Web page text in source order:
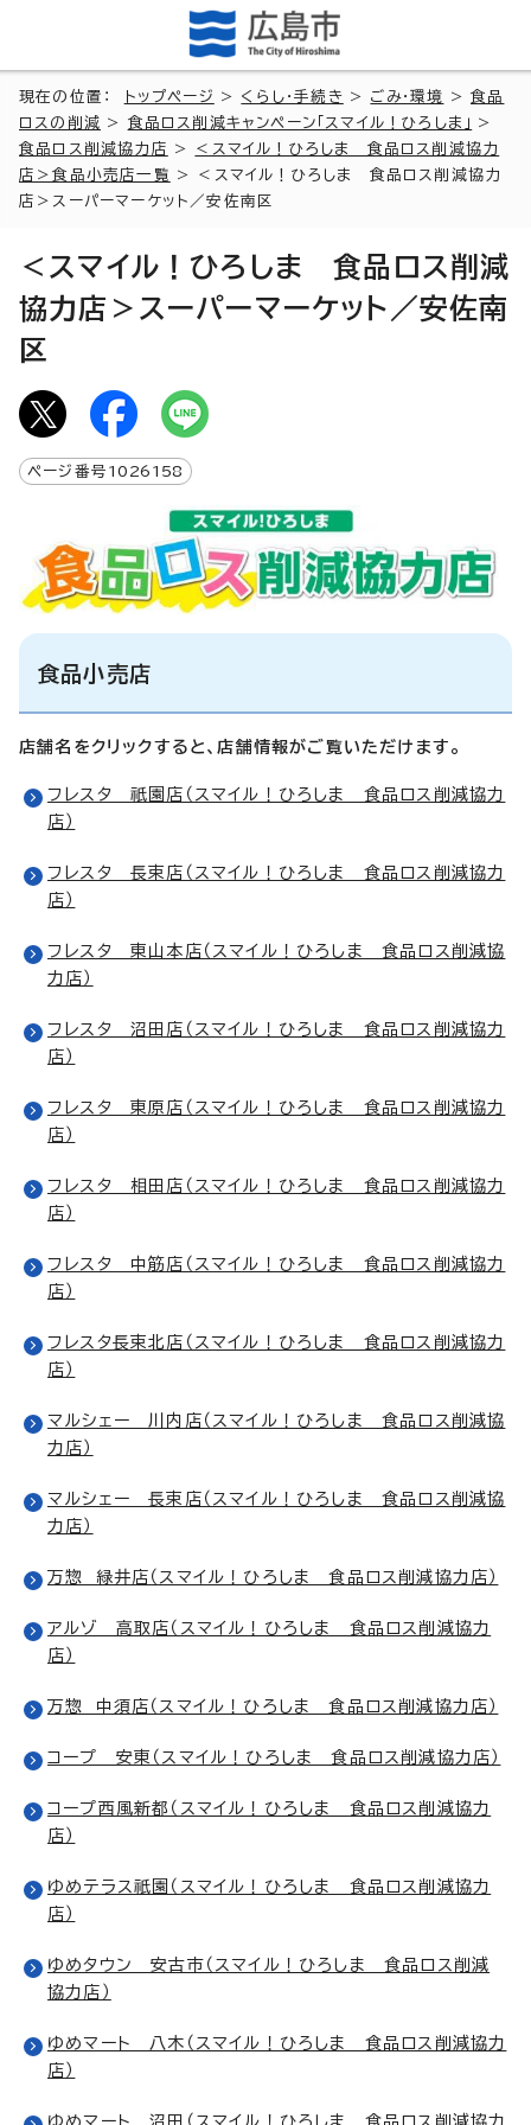
現在の位置： トップページ > くらし・手続き > ごみ・環境 >食品
ロスの削減 > 食品ロス削減キャンペーン「スマイル！ひろしま」
>
食品ロス削減協力店
>
＜スマイル！ひろしま 食品ロス削減協力
店＞食品小売店一覧
> ＜スマイル！ひろしま 食品ロス削減協力
店＞スーパーマーケット／安佐南区
＜スマイル！ひろしま 食品ロス削減
協力店＞スーパーマーケット／安佐南
区
ページ番号 1026158
食品小売店
店舗名をクリックすると、店舗情報がご覧いただけます。
フレスタ 祇園店（スマイル！ひろしま 食品ロス削減協力
店）
フレスタ 長束店（スマイル！ひろしま 食品ロス削減協力
店）
フレスタ 東山本店（スマイル！ひろしま 食品ロス削減協
力店）
フレスタ 沼田店（スマイル！ひろしま 食品ロス削減協力
店）
フレスタ 東原店（スマイル！ひろしま 食品ロス削減協力
店）
フレスタ 相田店（スマイル！ひろしま 食品ロス削減協力
店）
フレスタ 中筋店（スマイル！ひろしま 食品ロス削減協力
店）
フレスタ長束北店（スマイル！ひろしま 食品ロス削減協力
店）
マルシェー 川内店（スマイル！ひろしま 食品ロス削減協
力店）
マルシェー 長束店（スマイル！ひろしま 食品ロス削減協
力店）
万惣 緑井店（スマイル！ひろしま 食品ロス削減協力店）
アルゾ 高取店（スマイル！ひろしま 食品ロス削減協力
店）
万惣 中須店（スマイル！ひろしま 食品ロス削減協力店）
コープ 安東（スマイル！ひろしま 食品ロス削減協力店）
コープ西風新都（スマイル！ひろしま 食品ロス削減協力
店）
ゆめテラス祇園（スマイル！ひろしま 食品ロス削減協力
店）
ゆめタウン 安古市（スマイル！ひろしま 食品ロス削減
協力店）
ゆめマート 八木（スマイル！ひろしま 食品ロス削減協力
店）
ゆめマート 沼田（スマイル！ひろしま 食品ロス削減協力